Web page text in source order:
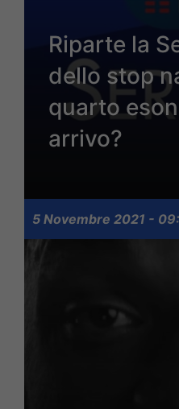
Riparte la
dello stop
quarto
arrivo?
5 Novembre 2021 -